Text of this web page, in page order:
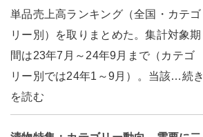
単品売上高ランキング（全国・カテゴ
リー別）を取りまとめた。集計対象期
間は23年7月～24年9月まで（カテゴ
リー別では24年1～9月）。当該…続き
を読む